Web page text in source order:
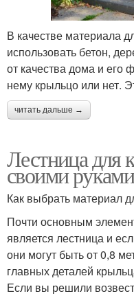
В качестве материала
использовать бетон,
от качества дома и его
нему крыльцо или нет.
читать дальше →
Лестница для
своими
Как выбрать материал
Почти основным
является лестница и
они могут быть от 0,8
главных деталей
Если вы решили